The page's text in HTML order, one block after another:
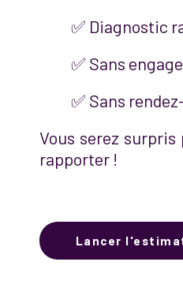
✅ Diagnostic
✅ Sans
✅ Sans
Vous serez
rapporter !
Lancer